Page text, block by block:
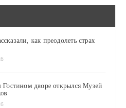
как преодолеть страх
Гостином дворе открылся Музей